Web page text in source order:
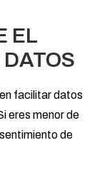
EL
facilitar datos
eres menor de
de